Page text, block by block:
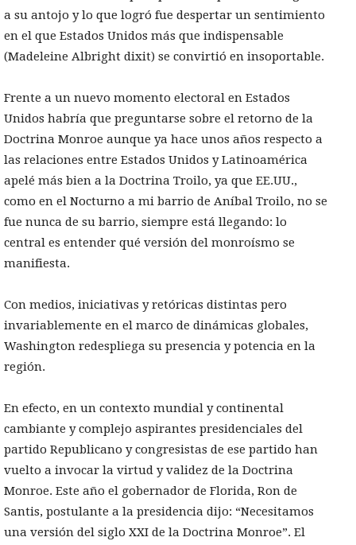
a su antojo y lo que logró fue despertar un sentimiento
en el que Estados Unidos más que indispensable
(Madeleine Albright dixit) se convirtió en insoportable.
Frente a un nuevo momento electoral en Estados
Unidos habría que preguntarse sobre el retorno de la
Doctrina Monroe aunque ya hace unos años respecto a
las relaciones entre Estados Unidos y Latinoamérica
apelé más bien a la Doctrina Troilo, ya que EE.UU.,
como en el Nocturno a mi barrio de Aníbal Troilo, no se
fue nunca de su barrio, siempre está llegando: lo
central es entender qué versión del monroísmo se
manifiesta.
Con medios, iniciativas y retóricas distintas pero
invariablemente en el marco de dinámicas globales,
Washington redespliega su presencia y potencia en la
región.
En efecto, en un contexto mundial y continental
cambiante y complejo aspirantes presidenciales del
partido Republicano y congresistas de ese partido han
vuelto a invocar la virtud y validez de la Doctrina
Monroe. Este año el gobernador de Florida, Ron de
Santis, postulante a la presidencia dijo: “Necesitamos
una versión del siglo XXI de la Doctrina Monroe”. El